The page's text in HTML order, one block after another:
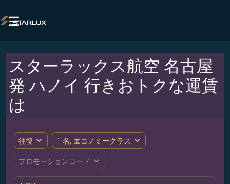

スターラックス航空 名古屋
発 ハノイ 行きおトクな運賃
は
往復 expand_more 1 名, エコノミークラス expand_more
プロモーションコード expand_more